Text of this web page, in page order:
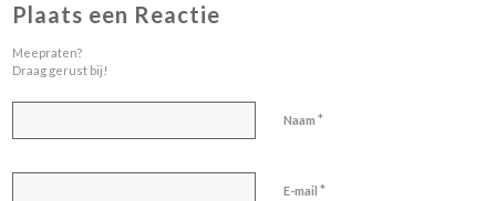
Plaats een Reactie
Meepraten?
Draag gerust bij!
Naam*
E-mail*